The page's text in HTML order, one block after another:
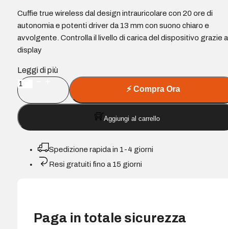
Cuffie true wireless dal design intrauricolare con 20 ore di
autonomia e potenti driver da 13 mm con suono chiaro e
avvolgente. Controlla il livello di carica del dispositivo grazie
display
Leggi di più
Cuffie
Energy
Sistem
ChargeView
TWS
Bluetooth
Wireless
⚡Compra Ora
Aggiungi al carrello
Spedizione rapida in 1-4 giorni
Resi gratuiti fino a 15 giorni
Paga in totale sicurezza